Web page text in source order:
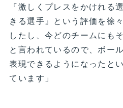
『激しくプレスをかけれる
きる選手』という評価を徐
したし、今どのチームにも
と言われているので、ボー
表現できるようになったと
ています」